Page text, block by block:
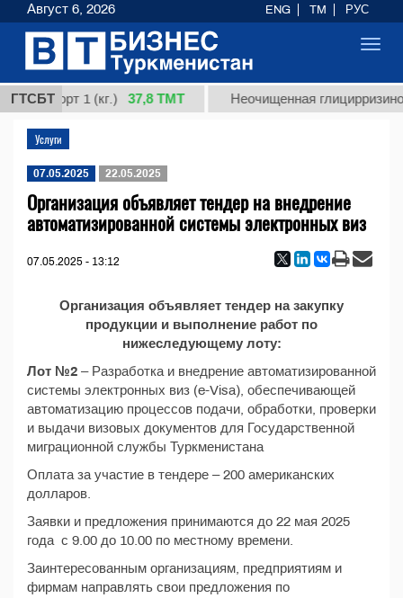
ГТСБТсорт 1 (кг.) 37,8 ТМТ Неочищенная
Услуги
07.05.2025 22.05.2025
Организация объявляет тендер на внедрение
автоматизированной системы электронных виз
07.05.2025 - 13:12
Организация объявляет тендер на закупку
продукции и выполнение работ по
нижеследующему лоту:
Лот №2 – Разработка и внедрение автоматизированной
системы электронных виз (e-Visa), обеспечивающей
автоматизацию процессов подачи, обработки, проверки
и выдачи визовых документов для Государственной
миграционной службы Туркменистана
Оплата за участие в тендере – 200 американских
долларов.
Заявки и предложения принимаются до 22 мая 2025
года с 9.00 до 10.00 по местному времени.
Заинтересованным организациям, предприятиям и
фирмам направлять свои предложения по
Август 6, 2026 ENG TM РУС